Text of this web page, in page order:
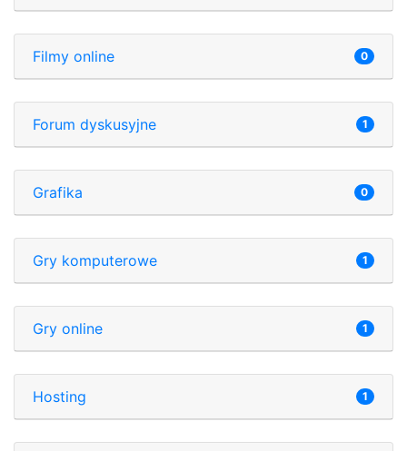
Filmy online 0
Forum dyskusyjne 1
Grafika 0
Gry komputerowe 1
Gry online 1
Hosting 1